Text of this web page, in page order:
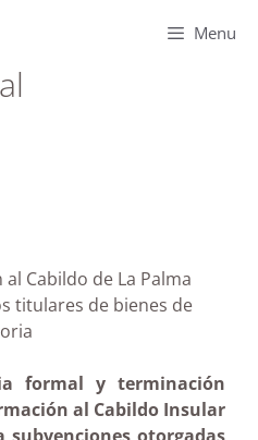
Menu
Cabildo de La Palma
titulares de bienes de
formal y terminación
al Cabildo Insular